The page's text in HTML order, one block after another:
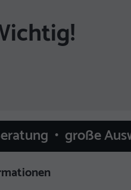
• große